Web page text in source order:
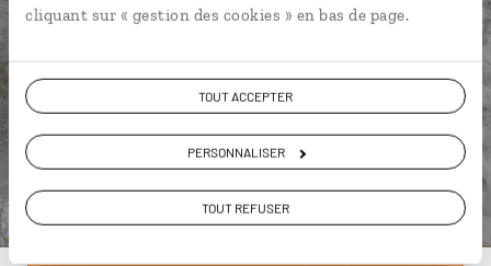
cliquant sur « gestion des cookies » en bas de page.
TOUT ACCEPTER
PERSONNALISER
TOUT REFUSER
DEMANDER UN DEVIS
ou
Construisez votre voyage avec un spécialiste Italie
01 85 08 22 97